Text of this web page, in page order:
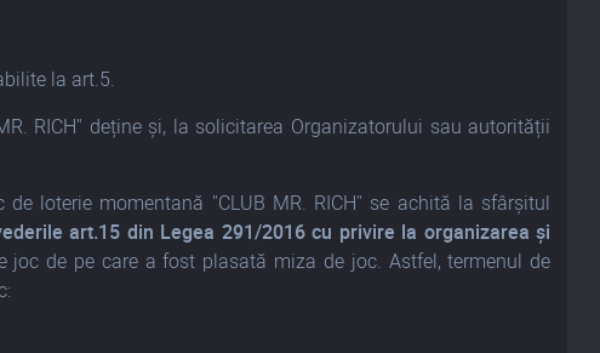
la art.5.
RICH" deține și, la solicitarea Organizatorului sau autorității
loterie momentană "CLUB MR. RICH" se achită la sfârșitul
art.15 din Legea 291/2016 cu privire la organizarea și
joc de pe care a fost plasată miza de joc. Astfel, termenul de